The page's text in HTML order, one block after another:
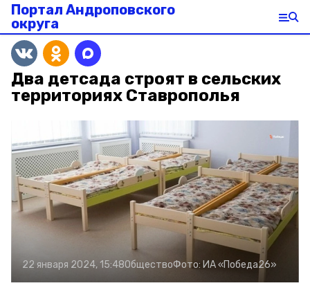
Портал Андроповского
округа
Два детсада строят в сельских
территориях Ставрополья
22 января 2024, 15:48ОбществоФото: ИА «Победа26»